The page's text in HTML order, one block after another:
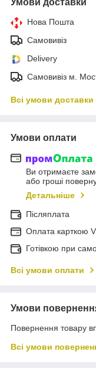
Нова Пошта
Самовивіз
Delivery
Самовивіз м.
Всі умови доставки
Умови оплати
Ви отримаєте
або гроші
Детальніше
Післяплата
Оплата карткою
Готівкою при
Всі умови оплати
Умови
Повернення товару
Всі умови